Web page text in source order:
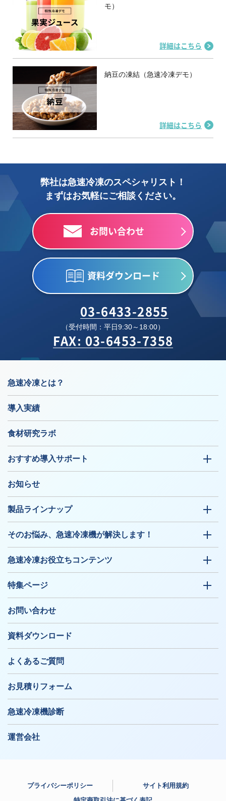
モ）
詳細はこちら
納豆の凍結（急速冷凍デモ）
詳細はこちら
弊社は急速冷凍のスペシャリスト！
まずはお気軽にご相談ください。
お問い合わせ
資料ダウンロード
03-6433-2855
（受付時間：平日9:30～18:00）
FAX: 03-6453-7358
急速冷凍とは？
導入実績
食材研究ラボ
おすすめ導入サポート
お知らせ
製品ラインナップ
そのお悩み、急速冷凍機が解決します！
急速冷凍お役立ちコンテンツ
特集ページ
お問い合わせ
資料ダウンロード
よくあるご質問
お見積りフォーム
急速冷凍機診断
運営会社
プライバシーポリシー
サイト利用規約